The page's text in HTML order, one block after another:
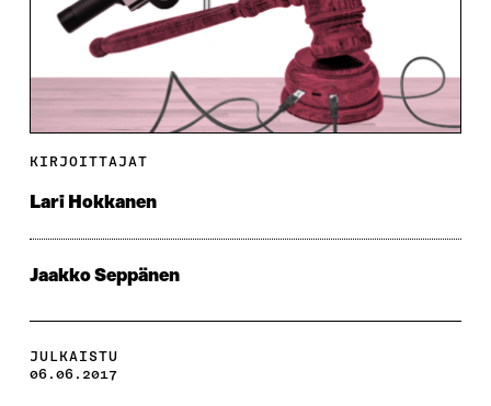
KIRJOITTAJAT
Lari Hokkanen
Jaakko Seppänen
JULKAISTU
06.06.2017